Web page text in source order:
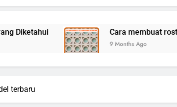
Cara membuat roster dan
9 Months Ago
terbaru